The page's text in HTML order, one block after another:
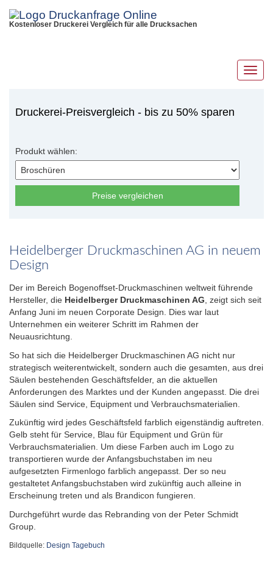
Kostenloser Druckerei Vergleich für alle Drucksachen
Druckerei-Preisvergleich - bis zu 50% sparen
Produkt wählen:
Preise vergleichen
Heidelberger Druckmaschinen AG in neuem
Design
Der im Bereich Bogenoffset-Druckmaschinen weltweit führende
Hersteller, die Heidelberger Druckmaschinen AG , zeigt sich seit
Anfang Juni im neuen Corporate Design. Dies war laut
Unternehmen ein weiterer Schritt im Rahmen der
Neuausrichtung.
So hat sich die Heidelberger Druckmaschinen AG nicht nur
strategisch weiterentwickelt, sondern auch die gesamten, aus drei
Säulen bestehenden Geschäftsfelder, an die aktuellen
Anforderungen des Marktes und der Kunden angepasst. Die drei
Säulen sind Service, Equipment und Verbrauchsmaterialien.
Zukünftig wird jedes Geschäftsfeld farblich eigenständig auftreten.
Gelb steht für Service, Blau für Equipment und Grün für
Verbrauchsmaterialien. Um diese Farben auch im Logo zu
transportieren wurde der Anfangsbuchstaben im neu
aufgesetzten Firmenlogo farblich angepasst. Der so neu
gestaltetet Anfangsbuchstaben wird zukünftig auch alleine in
Erscheinung treten und als Brandicon fungieren.
Durchgeführt wurde das Rebranding von der Peter Schmidt
Group.
Bildquelle: Design Tagebuch